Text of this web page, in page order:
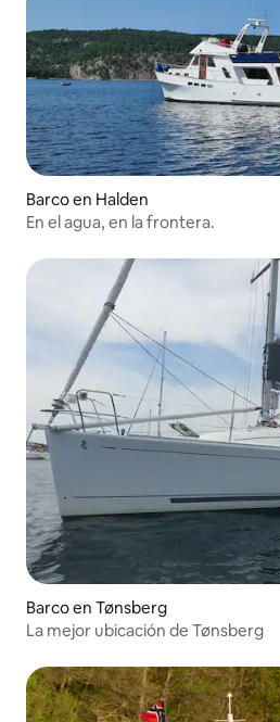
Barco en Halden
En el agua, en la frontera.
Barco en Tønsberg
La mejor ubicación de Tønsberg